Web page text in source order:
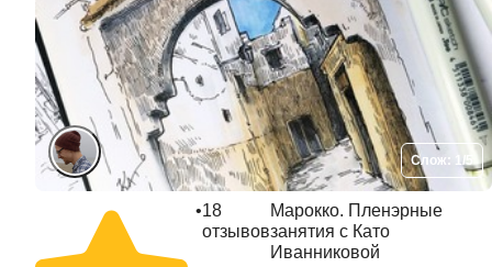
Слож: 1/5
•18
отзывов
Марокко. Пленэрные
занятия с Като
Иванниковой